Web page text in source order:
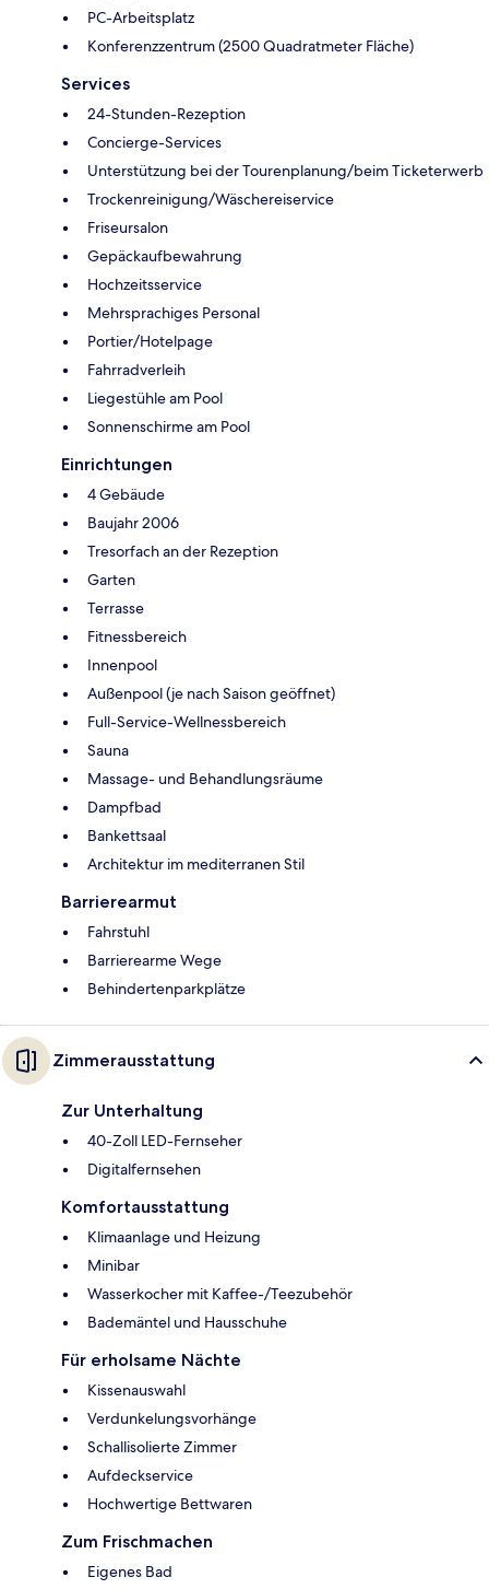
PC-Arbeitsplatz
Konferenzzentrum (2500 Quadratmeter Fläche)
Services
24-Stunden-Rezeption
Concierge-Services
Unterstützung bei der Tourenplanung/beim Ticketerwerb
Trockenreinigung/Wäschereiservice
Friseursalon
Gepäckaufbewahrung
Hochzeitsservice
Mehrsprachiges Personal
Portier/Hotelpage
Fahrradverleih
Liegestühle am Pool
Sonnenschirme am Pool
Einrichtungen
4 Gebäude
Baujahr 2006
Tresorfach an der Rezeption
Garten
Terrasse
Fitnessbereich
Innenpool
Außenpool (je nach Saison geöffnet)
Full-Service-Wellnessbereich
Sauna
Massage- und Behandlungsräume
Dampfbad
Bankettsaal
Architektur im mediterranen Stil
Barrierearmut
Fahrstuhl
Barrierearme Wege
Behindertenparkplätze
Zimmerausstattung
Zur Unterhaltung
40-Zoll LED-Fernseher
Digitalfernsehen
Komfortausstattung
Klimaanlage und Heizung
Minibar
Wasserkocher mit Kaffee-/Teezubehör
Bademäntel und Hausschuhe
Für erholsame Nächte
Kissenauswahl
Verdunkelungsvorhänge
Schallisolierte Zimmer
Aufdeckservice
Hochwertige Bettwaren
Zum Frischmachen
Eigenes Bad